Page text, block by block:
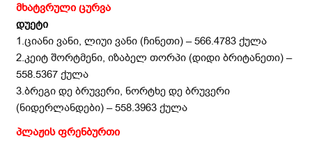
მხატვრული ცურვა
დუეტი
1.ციანი ვანი, ლიუი ვანი (ჩინეთი) – 566.4783 ქულა
2.კეიტ შორტმენი, იზაბელ თორპი (დიდი ბრიტანეთი) –
558.5367 ქულა
3.ბრეგი დე ბრუვერი, ნორტხე დე ბრუვერი
(ნიდერლანდები) – 558.3963 ქულა
პლაჟის ფრენბურთი